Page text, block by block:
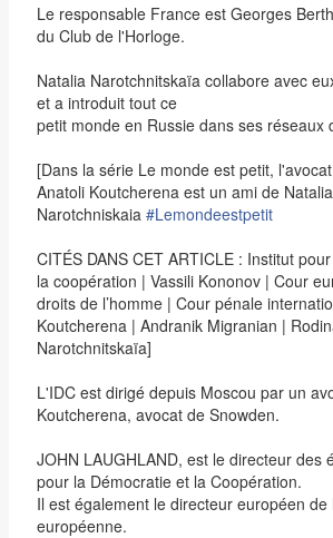
Le responsable France est Georges
du Club de l'Horloge.
Natalia Narotchnitskaïa collabore avec
et a introduit tout ce
petit monde en Russie dans ses réseaux
[Dans la série Le monde est petit,
Anatoli Koutcherena est un ami de Natalia
Narotchniskaia #Lemondeestpetit
CITÉS DANS CET ARTICLE : Institut
la coopération | Vassili Kononov | Cour
droits de l’homme | Cour pénale
Koutcherena | Andranik Migranian |
Narotchnitskaïa]
L'IDC est dirigé depuis Moscou par un
Koutcherena, avocat de Snowden.
JOHN LAUGHLAND, est le directeur des
pour la Démocratie et la Coopération.
Il est également le directeur européen de
européenne.